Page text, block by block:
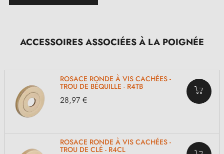
ACCESSOIRES ASSOCIÉES À LA POIGNÉE
ROSACE RONDE À VIS CACHÉES -
TROU DE BÉQUILLE - R4TB
28,97 €
ROSACE RONDE À VIS CACHÉES -
TROU DE CLÉ - R4CL